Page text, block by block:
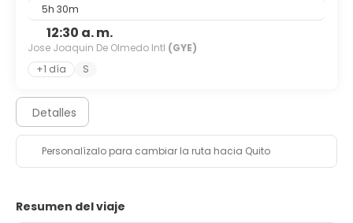
5h 30m
12:30 a. m.
Jose Joaquin De Olmedo Intl (GYE)
+1 día
S
Detalles
Personalízalo para cambiar la ruta hacia Quito
Resumen del viaje